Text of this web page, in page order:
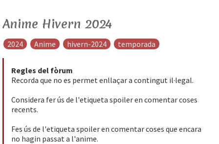
Anime Hivern 2024
2024 Anime hivern-2024 temporada
Regles del fòrum
Recorda que no es permet enllaçar a contingut il·legal.
Considera fer ús de l'etiqueta spoiler en comentar coses
recents.
Fes ús de l'etiqueta spoiler en comentar coses que encara
no hagin passat a l'anime.